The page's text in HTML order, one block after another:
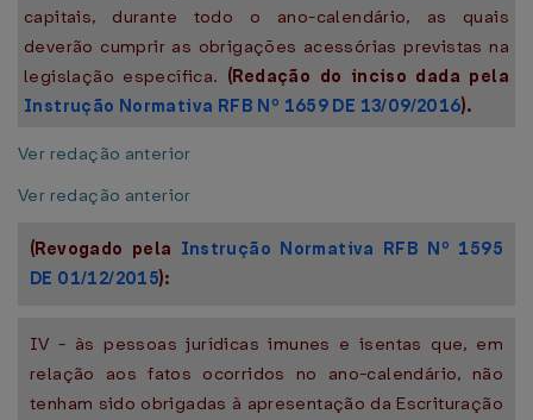
capitais, durante todo o ano-calendário, as quais
deverão cumprir as obrigações acessórias previstas na
legislação específica. (Redação do inciso dada pela
Instrução Normativa RFB Nº 1659 DE 13/09/2016).
Ver redação anterior
Ver redação anterior
(Revogado pela Instrução Normativa RFB Nº 1595
DE 01/12/2015):
IV - às pessoas jurídicas imunes e isentas que, em
relação aos fatos ocorridos no ano-calendário, não
tenham sido obrigadas à apresentação da Escrituração